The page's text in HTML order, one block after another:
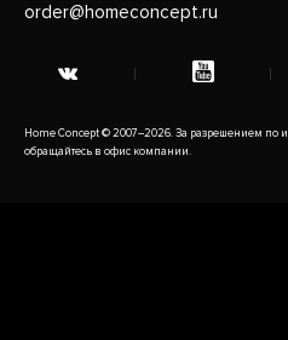
order@homeconcept.ru
Home Concept © 2007–2026. За разрешением по
обращайтесь в офис компании.